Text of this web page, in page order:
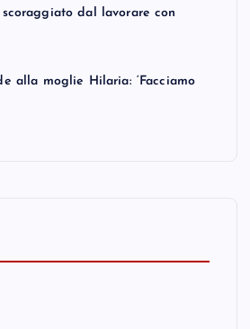
dal lavorare con
alla moglie Hilaria: ‘Facciamo